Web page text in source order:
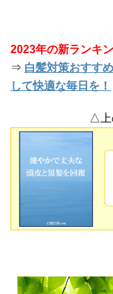
2023年の新ランキ
⇒ 白髪対策おすす
して快適な毎日を！
△上